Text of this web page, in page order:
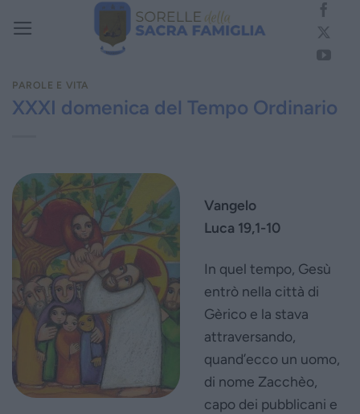
PAROLE E VITA
XXXI domenica del Tempo Ordinario
Vangelo
Luca 19,1-10
In quel tempo, Gesù
entrò nella città di
Gèrico e la stava
attraversando,
quand’ecco un uomo,
di nome Zacchèo,
capo dei pubblicani e